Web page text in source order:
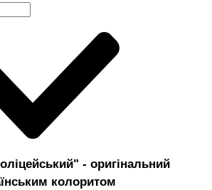
- оригінальний
колоритом